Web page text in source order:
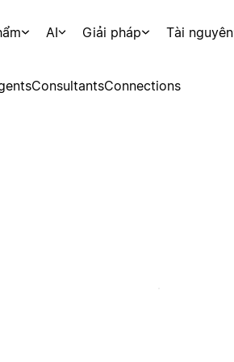
AI Giải pháp Tài nguyên
ConsultantsConnections